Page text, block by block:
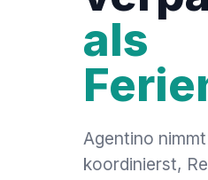
als
Agentino
koordinierst,